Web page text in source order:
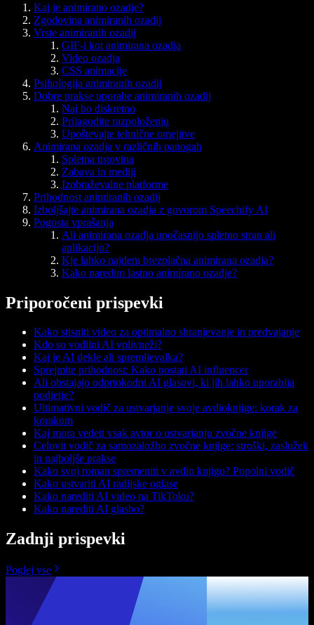
Kaj je animirano ozadje?
Zgodovina animiranih ozadij
Vrste animiranih ozadij
GIF-i kot animirana ozadja
Video ozadja
CSS animacije
Psihologija animiranih ozadij
Dobre prakse uporabe animiranih ozadij
Naj bo diskretno
Prilagodite razpoloženju
Upoštevajte tehnične omejitve
Animirana ozadja v različnih panogah
Spletna trgovina
Zabava in mediji
Izobraževalne platforme
Prihodnost animiranih ozadij
Izboljšajte animirana ozadja z govorom Speechify AI
Pogosta vprašanja
Ali animirana ozadja upočasnijo spletno stran ali
aplikacijo?
Kje lahko najdem brezplačna animirana ozadja?
Kako naredim lastno animirano ozadje?
Priporočeni prispevki
Kako stisniti video za optimalno shranjevanje in predvajanje
Kdo so vodilni AI vplivneži?
Kaj je AI dekle ali spremljevalka?
Sprejmite prihodnost: Kako postati AI influencer
Ali obstajajo odprtokodni AI glasovi, ki jih lahko uporablja
podjetje?
Ultimativni vodič za ustvarjanje svoje avdioknjige: korak za
korakom
Kaj mora vedeti vsak avtor o ustvarjanju zvočne knjige
Celovit vodič za samozaložbo zvočne knjige: stroški, zaslužek
in najboljše prakse
Kako svoj roman spremeniti v avdio knjigo? Popolni vodič
Kako ustvariti AI radijske oglase
Kako narediti AI video na TikToku?
Kako narediti AI glasbo?
Zadnji prispevki
Poglej vse